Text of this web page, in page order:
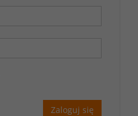
Zaloguj się